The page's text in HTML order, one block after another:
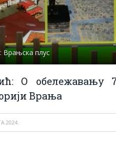
Врањска плус
О обележавању
Врања
2024.